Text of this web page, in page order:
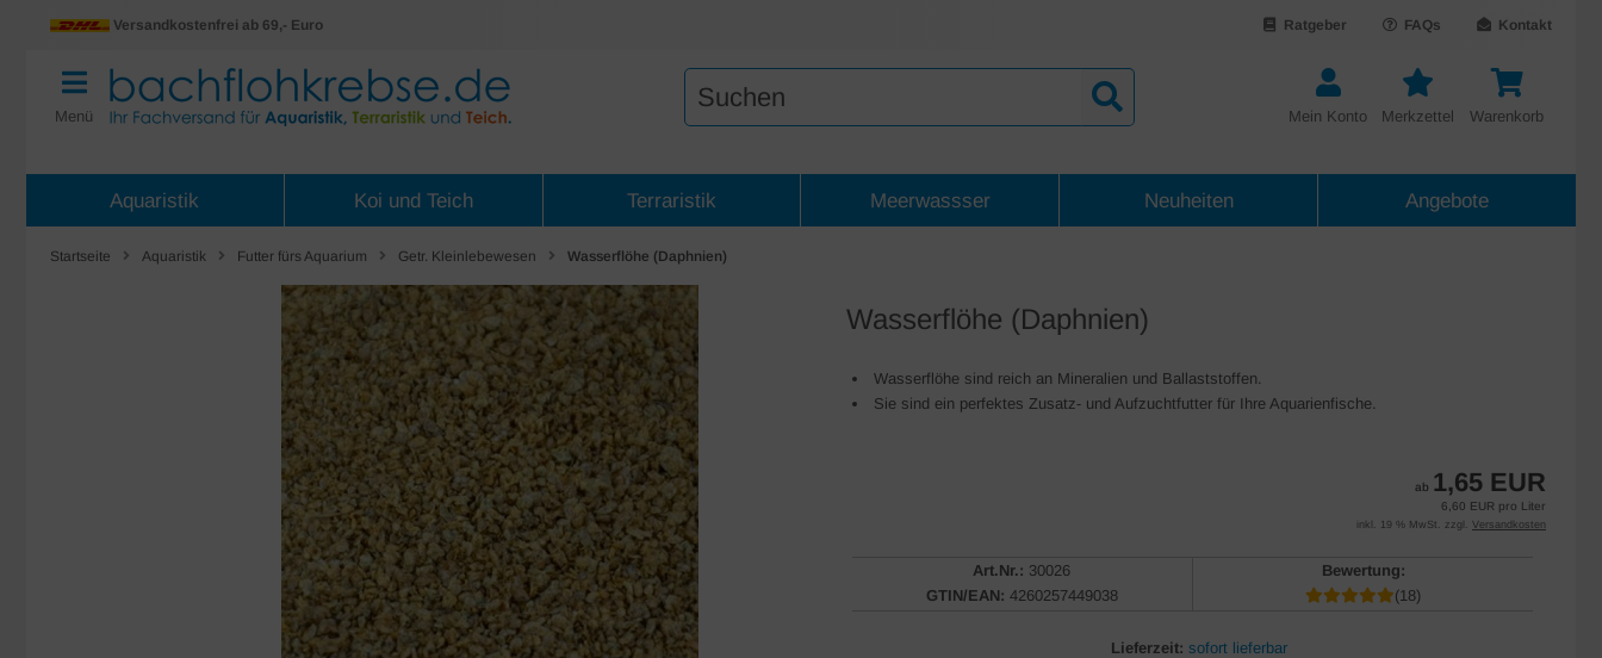
Kontakt
FAQs
Ratgeber
Versandkostenfrei ab 69,- Euro
Menü Warenkorb
Merkzettel
Mein Konto
Aquaristik Koi und Teich Terraristik Meerwassser Neuheiten Angebote
Startseite Aquaristik Futter fürs Aquarium Getr. Kleinlebewesen Wasserflöhe (Daphnien)
Wasserflöhe (Daphnien)
Wasserflöhe sind reich an Mineralien und Ballaststoffen.
Sie sind ein perfektes Zusatz- und Aufzuchtfutter für Ihre Aquarienfische.
ab 1,65 EUR
6,60 EUR pro Liter
inkl. 19 % MwSt. zzgl. Versandkosten
Art.Nr.: 30026
GTIN/EAN: 4260257449038
Bewertung:
(18)
Lieferzeit: sofort lieferbar